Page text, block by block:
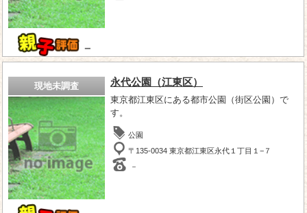
－
現地未調査 永代公園（江東区）
東京都江東区にある都市公園（街区公園）で
す。
公園
〒135-0034 東京都江東区永代１丁目１−７
－